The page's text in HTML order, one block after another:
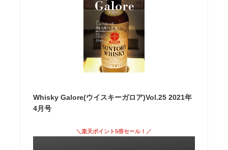
Whisky Galore(ウイスキーガロア)Vol.25 2021年
4月号
＼楽天ポイント5倍セール！／